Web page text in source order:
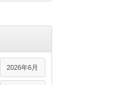
2026年6月